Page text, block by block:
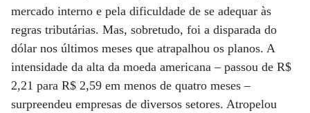
mercado interno e pela dificuldade de se adequar às
regras tributárias. Mas, sobretudo, foi a disparada do
dólar nos últimos meses que atrapalhou os planos. A
intensidade da alta da moeda americana – passou de R$
2,21 para R$ 2,59 em menos de quatro meses –
surpreendeu empresas de diversos setores. Atropelou